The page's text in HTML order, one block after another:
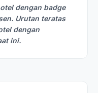
dengan badge
Urutan teratas
dengan
ini.